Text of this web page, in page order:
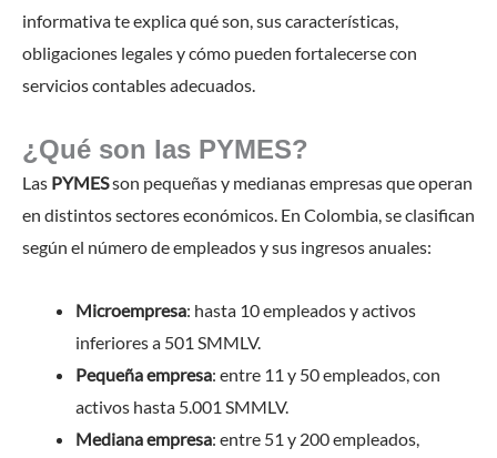
informativa te explica qué son, sus características,
obligaciones legales y cómo pueden fortalecerse con
servicios contables adecuados.
¿Qué son las PYMES?
Las PYMESson pequeñas y medianas empresas que operan
en distintos sectores económicos. En Colombia, se clasifican
según el número de empleados y sus ingresos anuales:
Microempresa: hasta 10 empleados y activos
inferiores a 501 SMMLV.
Pequeña empresa: entre 11 y 50 empleados, con
activos hasta 5.001 SMMLV.
Mediana empresa: entre 51 y 200 empleados,